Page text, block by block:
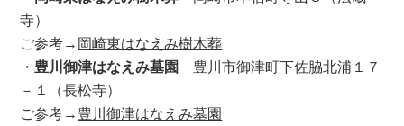
寺）
ご参考→ 岡崎東はなえみ樹木葬
・ 豊川御津はなえみ墓園 豊川市御津町下佐脇北浦１７
－１（長松寺）
ご参考→ 豊川御津はなえみ墓園